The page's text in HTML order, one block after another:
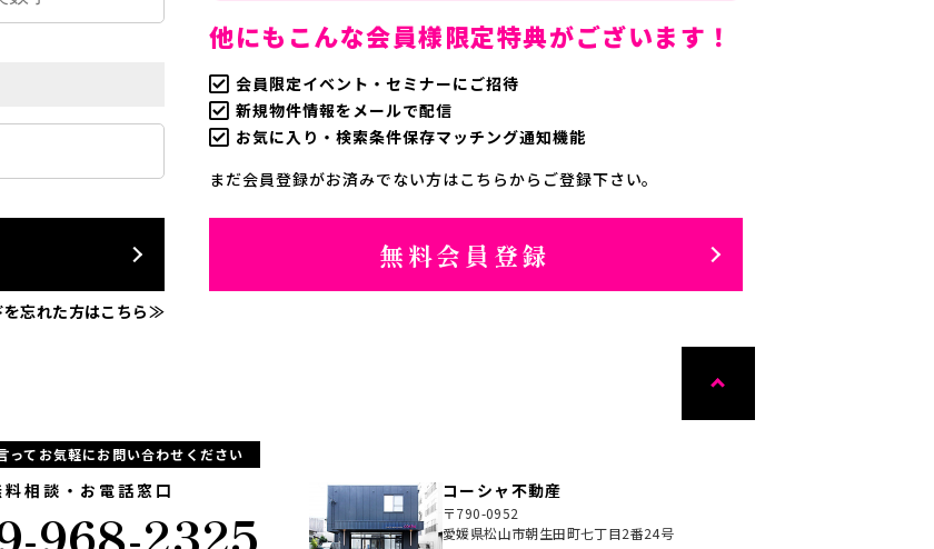
を忘れた方はこちら≫
他にもこんな会員様限定特典がございます！
会員限定イベント・セミナーにご招待
新規物件情報をメールで配信
お気に入り・検索条件保存マッチング通知機能
まだ会員登録がお済みでない方はこちらからご登録下さい。
無料会員登録
ってお気軽にお問い合わせください
料相談・お電話窓口
968-2325
コーシャ不動産
〒790-0952
愛媛県松山市朝生田町七丁目2番24号